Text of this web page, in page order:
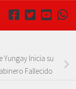
Yungay Inicia su
Fallecido